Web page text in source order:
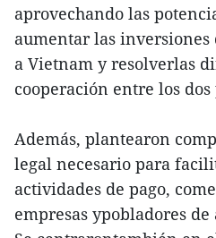
aprovechando las
aumentar las inversiones
a Vietnam y resolverlas
cooperación entre los dos
Además, plantearon
legal necesario para
actividades de pago,
empresas ypobladores de